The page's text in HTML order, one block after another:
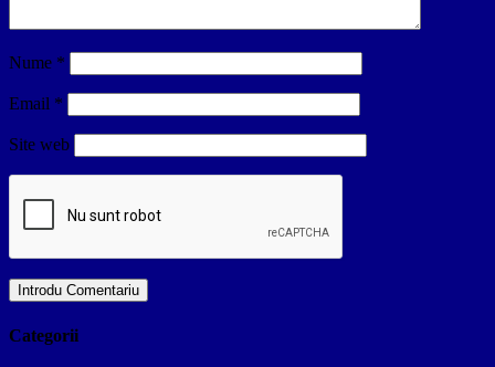
Nume *
Email *
Site web
Categorii